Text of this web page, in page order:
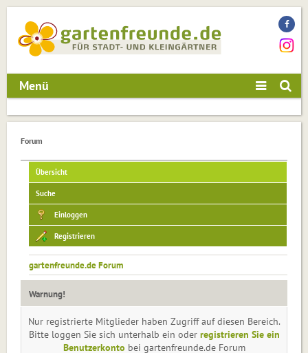
Menü
Forum
Übersicht
Suche
Einloggen
Registrieren
gartenfreunde.de Forum
Warnung!
Nur registrierte Mitglieder haben Zugriff auf diesen Bereich.
Bitte loggen Sie sich unterhalb ein oder registrieren Sie ein
Benutzerkonto bei gartenfreunde.de Forum